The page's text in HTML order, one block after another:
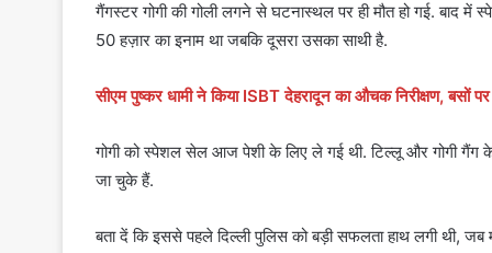
गैंगस्टर गोगी की गोली लगने से घटनास्थल पर ही मौत हो गई. बाद में
50 हज़ार का इनाम था जबकि दूसरा उसका साथी है.
सीएम पुष्कर धामी ने किया ISBT देहरादून का औचक निरीक्षण, बसों
गोगी को स्पेशल सेल आज पेशी के लिए ले गई थी. टिल्लू और गोगी गैंग
जा चुके हैं.
बता दें कि इससे पहले दिल्ली पुलिस को बड़ी सफलता हाथ लगी थी,